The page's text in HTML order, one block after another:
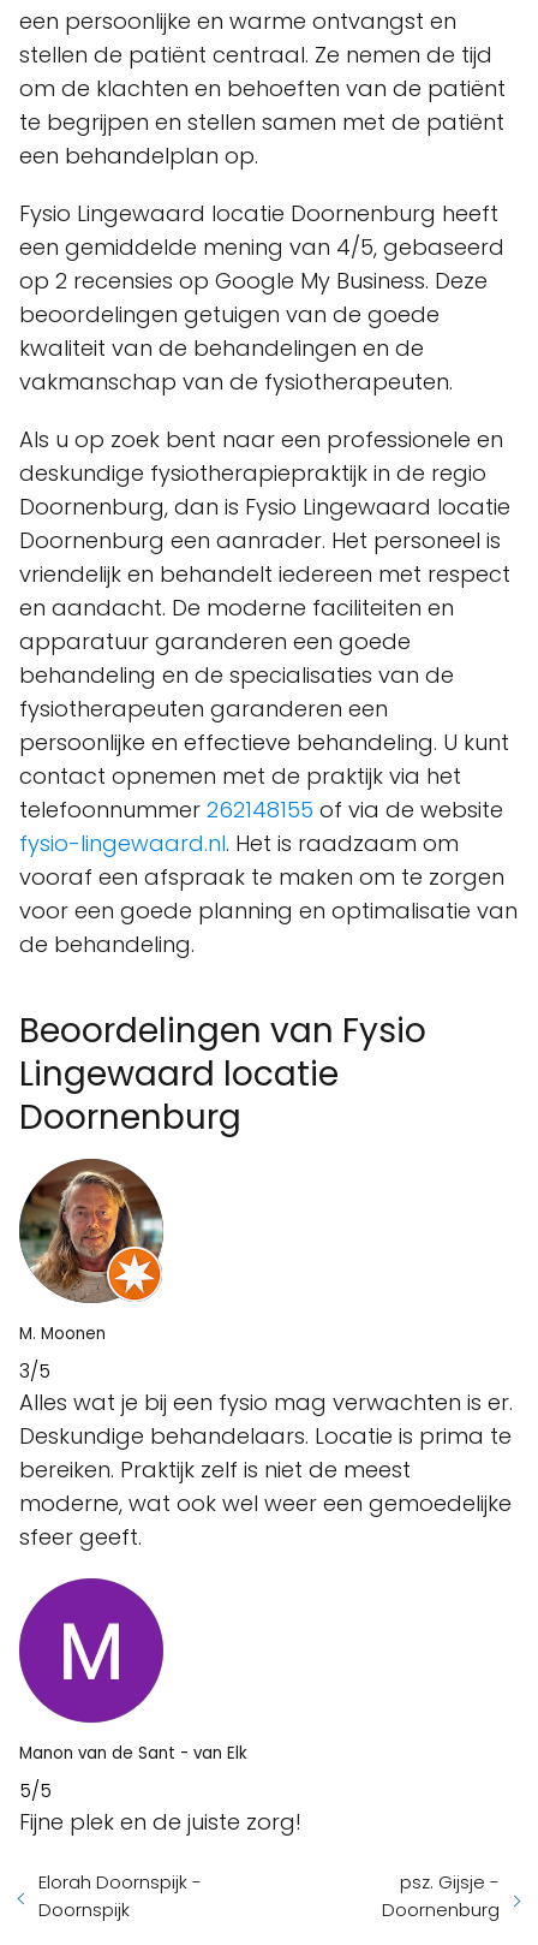
een persoonlijke en warme ontvangst en
stellen de patiënt centraal. Ze nemen de tijd
om de klachten en behoeften van de patiënt
te begrijpen en stellen samen met de patiënt
een behandelplan op.
Fysio Lingewaard locatie Doornenburg heeft
een gemiddelde mening van 4/5, gebaseerd
op 2 recensies op Google My Business. Deze
beoordelingen getuigen van de goede
kwaliteit van de behandelingen en de
vakmanschap van de fysiotherapeuten.
Als u op zoek bent naar een professionele en
deskundige fysiotherapiepraktijk in de regio
Doornenburg, dan is Fysio Lingewaard locatie
Doornenburg een aanrader. Het personeel is
vriendelijk en behandelt iedereen met respect
en aandacht. De moderne faciliteiten en
apparatuur garanderen een goede
behandeling en de specialisaties van de
fysiotherapeuten garanderen een
persoonlijke en effectieve behandeling. U kunt
contact opnemen met de praktijk via het
telefoonnummer 262148155 of via de website
fysio-lingewaard.nl. Het is raadzaam om
vooraf een afspraak te maken om te zorgen
voor een goede planning en optimalisatie van
de behandeling.
Beoordelingen van Fysio
Lingewaard locatie
Doornenburg
M. Moonen
3/5
Alles wat je bij een fysio mag verwachten is er.
Deskundige behandelaars. Locatie is prima te
bereiken. Praktijk zelf is niet de meest
moderne, wat ook wel weer een gemoedelijke
sfeer geeft.
Manon van de Sant - van Elk
5/5
Fijne plek en de juiste zorg!
Elorah Doornspijk -
Doornspijk
psz. Gijsje -
Doornenburg